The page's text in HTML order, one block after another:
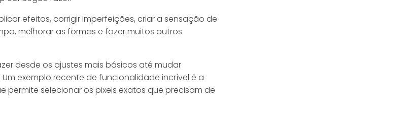
efeitos, corrigir imperfeições, criar a sensação de
melhorar as formas e fazer muitos outros
desde os ajustes mais básicos até mudar
exemplo recente de funcionalidade incrível é a
permite selecionar os pixels exatos que precisam de